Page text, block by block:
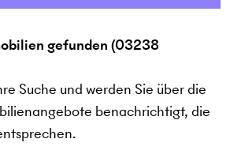
gefunden (03238
Suche und werden Sie über die
benachrichtigt, die